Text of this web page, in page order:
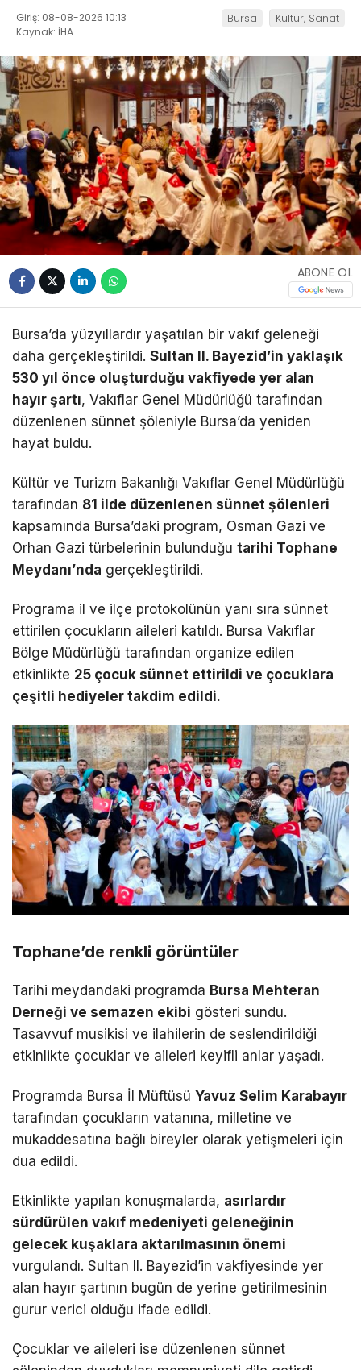
Giriş: 08-08-2026 10:13
Kaynak: İHA
Bursa Kültür, Sanat
ABONE OL
Bursa’da yüzyıllardır yaşatılan bir vakıf geleneği
daha gerçekleştirildi. Sultan II. Bayezid’in yaklaşık
530 yıl önce oluşturduğu vakfiyede yer alan
hayır şartı, Vakıflar Genel Müdürlüğü tarafından
düzenlenen sünnet şöleniyle Bursa’da yeniden
hayat buldu.
Kültür ve Turizm Bakanlığı Vakıflar Genel Müdürlüğü
tarafından 81 ilde düzenlenen sünnet şölenleri
kapsamında Bursa’daki program, Osman Gazi ve
Orhan Gazi türbelerinin bulunduğu tarihi Tophane
Meydanı’nda gerçekleştirildi.
Programa il ve ilçe protokolünün yanı sıra sünnet
ettirilen çocukların aileleri katıldı. Bursa Vakıflar
Bölge Müdürlüğü tarafından organize edilen
etkinlikte 25 çocuk sünnet ettirildi ve çocuklara
çeşitli hediyeler takdim edildi.
Tophane’de renkli görüntüler
Tarihi meydandaki programda Bursa Mehteran
Derneği ve semazen ekibi gösteri sundu.
Tasavvuf musikisi ve ilahilerin de seslendirildiği
etkinlikte çocuklar ve aileleri keyifli anlar yaşadı.
Programda Bursa İl Müftüsü Yavuz Selim Karabayır
tarafından çocukların vatanına, milletine ve
mukaddesatına bağlı bireyler olarak yetişmeleri için
dua edildi.
Etkinlikte yapılan konuşmalarda, asırlardır
sürdürülen vakıf medeniyeti geleneğinin
gelecek kuşaklara aktarılmasının önemi
vurgulandı. Sultan II. Bayezid’in vakfiyesinde yer
alan hayır şartının bugün de yerine getirilmesinin
gurur verici olduğu ifade edildi.
Çocuklar ve aileleri ise düzenlenen sünnet